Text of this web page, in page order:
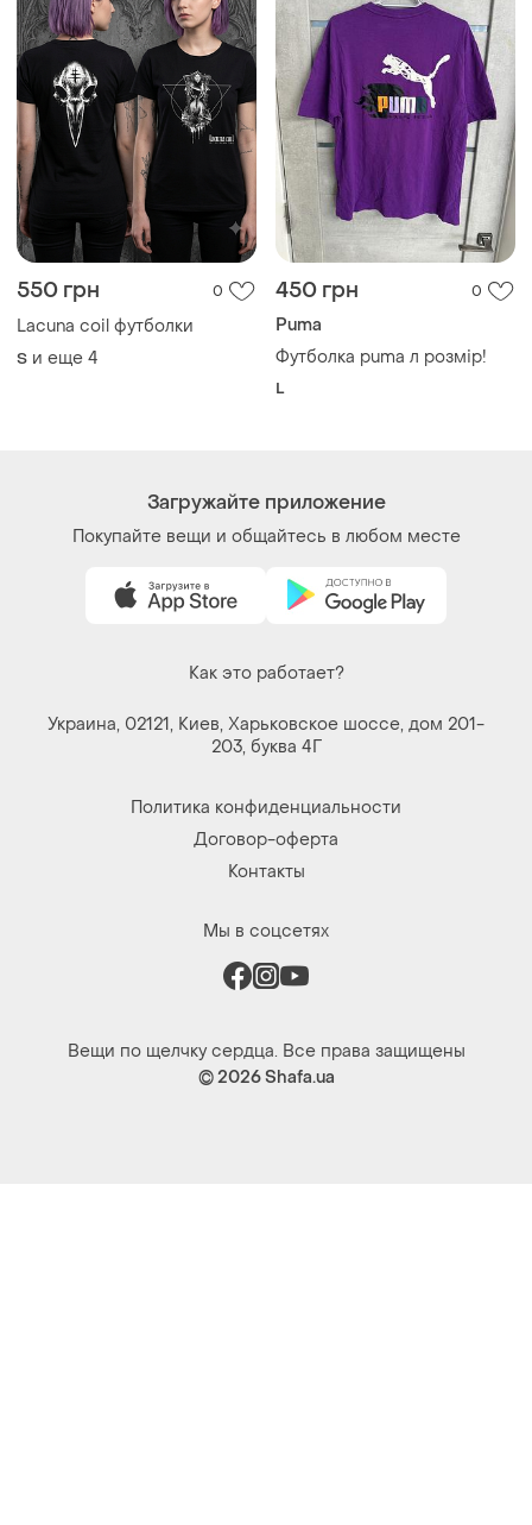
550 грн
Lacuna coil футболки
S и еще
450 грн 0
Puma
Футболка puma л розмір!
L
Загружайте приложение
Покупайте вещи и общайтесь в любом месте
Как это работает?
Украина, 02121, Киев, Харьковское шоссе, дом 201-
203, буква 4Г
Политика конфиденциальности
Контакты
© 2026Shafa.ua